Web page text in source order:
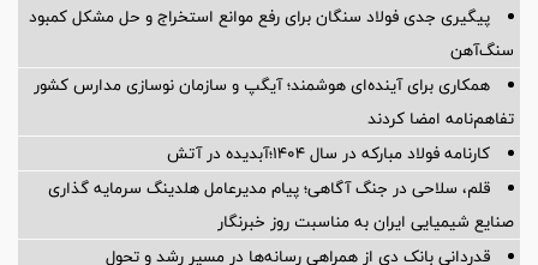
پیگیری جدی فولاد سنگان برای رفع موانع استخراج و حل مشکل کمبود
سنگ‌آهن
همکاری برای آینده‌ای هوشمند؛ آیگپ و سازمان نوسازی مدارس کشور
تفاهم‌نامه امضا کردند
کارنامه فولاد مبارکه در سال ۱۴۰۴؛آبدیده در آتش
قلم، سلاحی در جنگ آگاهی؛ پیام مدیرعامل هلدینگ سرمایه گذاری
صنایع شیمیایی ایران به مناسبت روز خبرنگار
قدردانی بانک دی از همراهی رسانه‌ها در مسیر رشد و تحول